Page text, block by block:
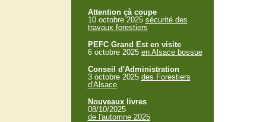
Attention çà coupe
10 octobre 2025 sécurité des
travaux forestiers
PEFC Grand Est en visite
6 octobre 2025 en Alsace bossue
Conseil d'Administration
3 octobre 2025 des Forestiers
d'Alsace
Nouveaux livres
08/10/2025
de l'automne 2025